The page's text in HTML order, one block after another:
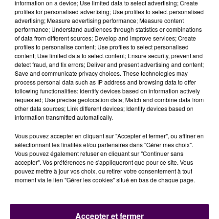
quoi".Et à l’instar de ce qui existe déjà sur les sites de
covoiturage, un utilisateur déterminera les conditions
du trajet de copiétonnage (horaires, lieu de rendez-
vous, etc.).
Jeoffrey Trébot et Malick Diagne
UNE VERSION BÊTA À L’AUTOMNE
Ambitieuse et désirant toucher un très large public,
automne,"pour voir comment ça se passe",indique
Jeoffrey Trébot."Si les utilisateurs apprécient le
concept, on commencera alors à démarcher les
lieux de soirées pour présenter Waynna".Samise en
service auprès du grand publicest, elle, prévue à
mais les deux amis espèrent séduire assez
information on a device; Use limited data to select advertising; Create
profiles for personalised advertising; Use profiles to select personalised
advertising; Measure advertising performance; Measure content
performance; Understand audiences through statistics or combinations
of data from different sources; Develop and improve services; Create
profiles to personalise content; Use profiles to select personalised
content; Use limited data to select content; Ensure security, prevent and
detect fraud, and fix errors; Deliver and present advertising and content;
Save and communicate privacy choices. These technologies may
process personal data such as IP address and browsing data to offer
following functionalities: Identify devices based on information actively
requested; Use precise geolocation data; Match and combine data from
other data sources; Link different devices; Identify devices based on
information transmitted automatically.
Vous pouvez accepter en cliquant sur "Accepter et fermer", ou affiner en
sélectionnant les finalités et/ou partenaires dans "Gérer mes choix".
Vous pouvez également refuser en cliquant sur "Continuer sans
accepter". Vos préférences ne s'appliqueront que pour ce site. Vous
pouvez mettre à jour vos choix, ou retirer votre consentement à tout
moment via le lien "Gérer les cookies" situé en bas de chaque page.
Accepter et fermer